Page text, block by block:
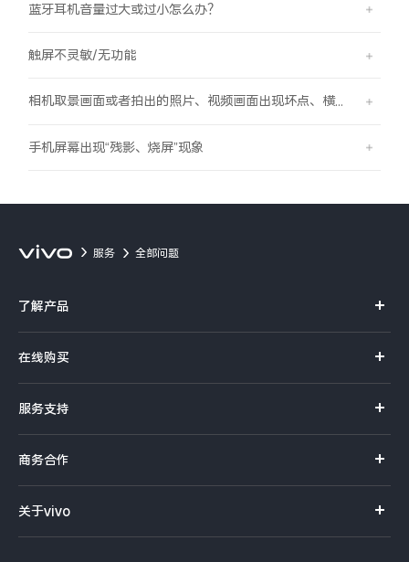
蓝牙耳机音量过大或过小怎么办？
触屏不灵敏/无功能
相机取景画面或者拍出的照片、视频画面出现坏点、横线、竖线的现象
手机屏幕出现“残影、烧屏”现象
服务 全部问题
了解产品
Y系列
iQOO手机
在线购买
选购配件
订单查询
服务支持
查找手机
商务合作
关于vivo